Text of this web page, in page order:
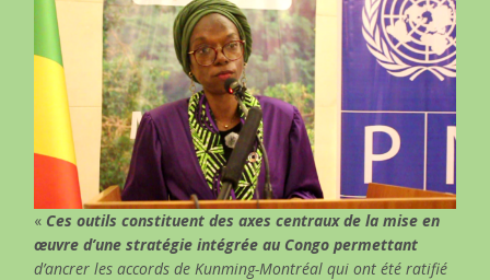
« Ces outils constituent des axes centraux de la mise en
œuvre d’une stratégie intégrée au Congo permettant
d’ancrer les accords de Kunming-Montréal qui ont été ratifié